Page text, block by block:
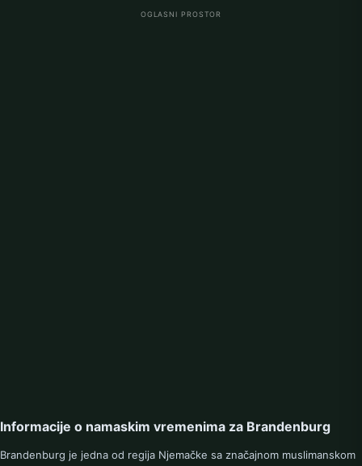
OGLASNI PROSTOR
Informacije o namaskim vremenima za Brandenburg
Brandenburg je jedna od regija Njemačke sa značajnom muslimanskom